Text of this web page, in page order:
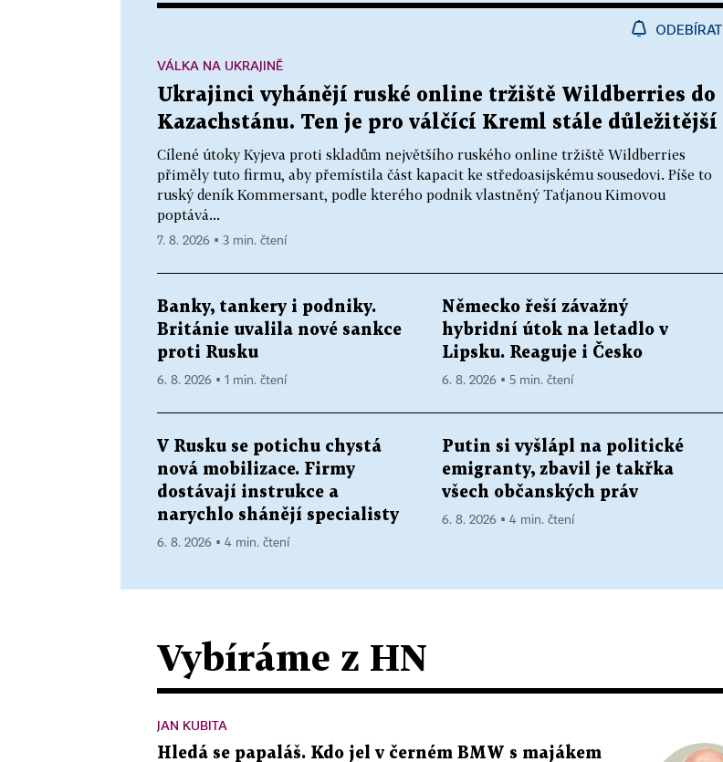
ODEBÍRAT
Ukrajinci vyhánějí ruské online tržiště Wildberries do
Kazachstánu. Ten je pro válčící Kreml stále důležitější
Cílené útoky Kyjeva proti skladům největšího ruského online tržiště Wildberries
přiměly tuto firmu, aby přemístila část kapacit ke středoasijskému sousedovi. Píše to
ruský deník Kommersant, podle kterého podnik vlastněný Taťjanou Kimovou
poptává...
VÁLKA NA UKRAJINĚ
7. 8. 2026 ▪ 3 min. čtení
Banky, tankery i podniky.
Británie uvalila nové sankce
proti Rusku
6. 8. 2026 ▪ 1 min. čtení
Německo řeší závažný
hybridní útok na letadlo v
Lipsku. Reaguje i Česko
6. 8. 2026 ▪ 5 min. čtení
V Rusku se potichu chystá
nová mobilizace. Firmy
dostávají instrukce a
narychlo shánějí specialisty
6. 8. 2026 ▪ 4 min. čtení
Putin si vyšlápl na politické
emigranty, zbavil je takřka
všech občanských práv
6. 8. 2026 ▪ 4 min. čtení
Vybíráme z HN
JAN KUBITA
Hledá se papaláš. Kdo jel v černém BMW s majákem